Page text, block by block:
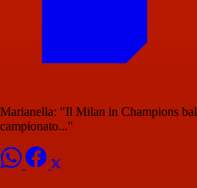
Marianella: "Il Milan in Champions
campionato..."